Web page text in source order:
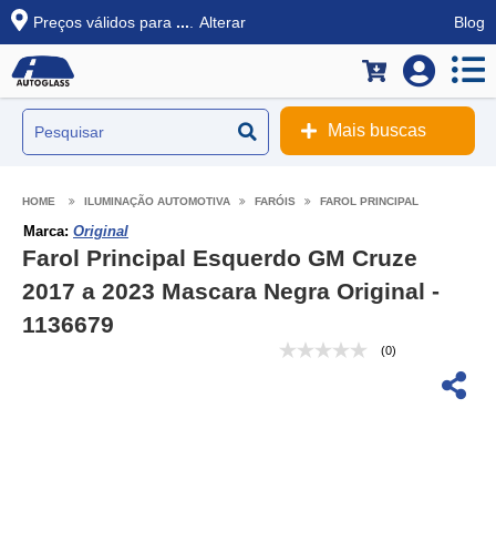
Preços válidos para ... Alterar Blog
Mais buscas
ILUMINAÇÃO AUTOMOTIVA FARÓIS FAROL PRINCIPAL
Marca: Original
Farol Principal Esquerdo GM Cruze
2017 a 2023 Mascara Negra Original -
1136679
(0)